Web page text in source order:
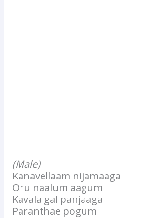
(Male)
Kanavellaam nijamaaga
Oru naalum aagum
Kavalaigal panjaaga
Paranthae pogum